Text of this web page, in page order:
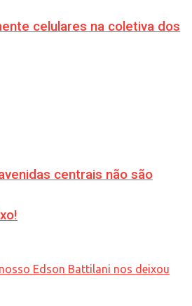
celulares na coletiva dos
centrais não são